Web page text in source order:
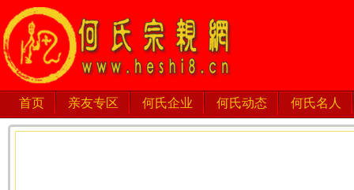
首页 亲友专区 何氏企业 何氏动态 何氏名人